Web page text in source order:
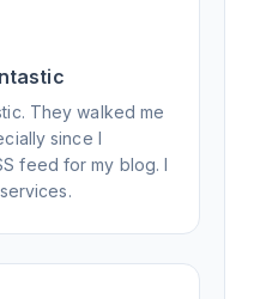
They walked me
since I
feed for my blog. I